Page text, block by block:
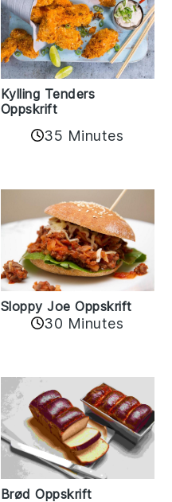
Kylling Tenders
Oppskrift
35 Minutes
Sloppy Joe Oppskrift
30 Minutes
Brød Oppskrift